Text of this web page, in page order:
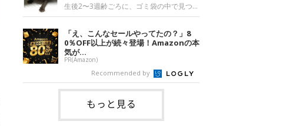
でうとうとし始めたのだとか。飼い主さ
モちゃんが生後1カ月ごろに撮影された一
枚。飼い主さんの自宅マンションの駐輪場
です。子猫時代のモモちゃん。
@Kingponzuその日は気温が35℃を
さな兄妹猫（写真上から）妹猫・てんちゃ
ん、兄猫・ラムくん。@ten_ramu紹介す
@ten_ramuさんの愛猫・ラムくんとてん
ちゃん（ともに取材時6才）の成長記録で
す。この写真は、お迎えして間もない生後
1カ月半ごろの2匹。当時、ラムくんは260
グラム、てんちゃんは209グラムと、どち
らもとても小さな体でした。2匹
に！ 美しい黒猫に成長した姿にグッ
とくる
生後2〜3週齢ごろに、ゴミ袋の中で見つか
った小さな命。ミルクから育てられたその
子猫は今、家族に欠かせない存在へと成長
しました。ゴミ袋の中で見つかった、ミニ
モグラのような子猫よちよち歩きをしてい
たころの、生後2〜3週齢ごろのドンちゃ
ん。@doddou_1今回紹介するのは、
X（旧Twitter）ユーザー@doddou_1さん
の愛猫・ドンちゃん（取材時、推定6才／
本名：ドミトリー・ドンスコイ）。ドンち
ゃんは、保護猫でした。ドンちゃんが見つ
かったのは、飼い主さんの姉の勤め先の敷
「え、こんなセールやってたの？」8
0％OFF以上が続々登場！Amazonの本
気が...
PR(Amazon)
Recommended by
もっと見る